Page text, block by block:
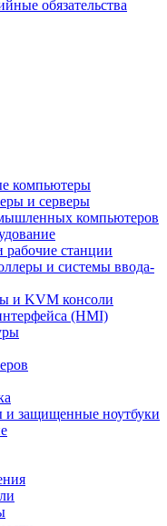
обязательства
компьютеры
и серверы
компьютеров
станции
и системы ввода-
и KVM консоли
(HMI)
защищенные ноутбуки